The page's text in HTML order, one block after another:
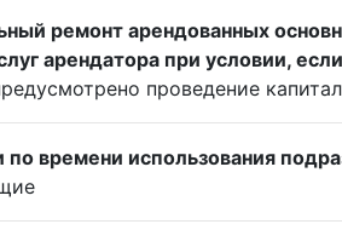
ремонт арендованных
арендатора при условии,
проведение
по времени использования